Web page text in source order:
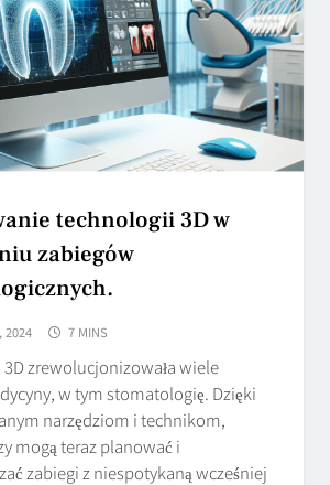
technologii 3D w
zabiegów
2024 7 MINS
zrewolucjonizowała wiele
w tym stomatologię. Dzięki
narzędziom i technikom,
mogą teraz planować i
zabiegi z niespotykaną wcześniej